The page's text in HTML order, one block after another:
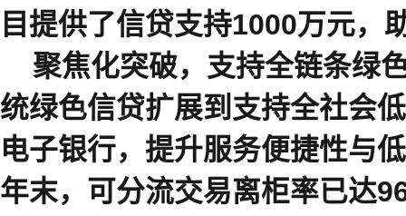
目提供了信贷支持1000万元，
聚焦化突破，支持全链条绿
统绿色信贷扩展到支持全社会
电子银行，提升服务便捷性与
年末，可分流交易离柜率已达